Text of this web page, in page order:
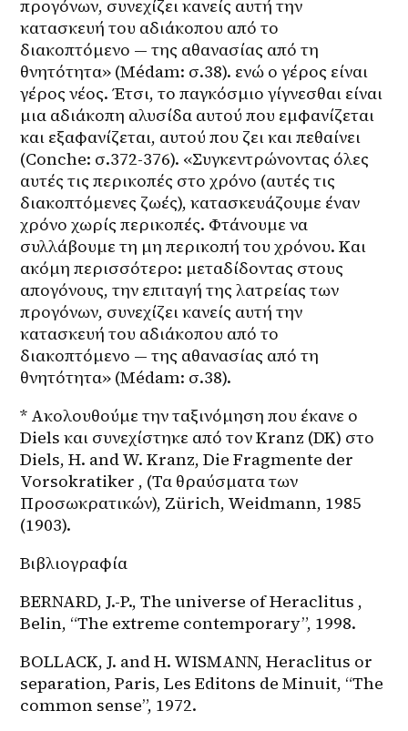
προγόνων, συνεχίζει κανείς αυτή την
κατασκευή του αδιάκοπου από το
διακοπτόμενο — της αθανασίας από τη
θνητότητα» (Médam: σ.38). ενώ ο γέρος είναι
γέρος νέος. Έτσι, το παγκόσμιο γίγνεσθαι είναι
μια αδιάκοπη αλυσίδα αυτού που εμφανίζεται
και εξαφανίζεται, αυτού που ζει και πεθαίνει
(Conche: σ.372-376). «Συγκεντρώνοντας όλες
αυτές τις περικοπές στο χρόνο (αυτές τις
διακοπτόμενες ζωές), κατασκευάζουμε έναν
χρόνο χωρίς περικοπές. Φτάνουμε να
συλλάβουμε τη μη περικοπή του χρόνου. Και
ακόμη περισσότερο: μεταδίδοντας στους
απογόνους, την επιταγή της λατρείας των
προγόνων, συνεχίζει κανείς αυτή την
κατασκευή του αδιάκοπου από το
διακοπτόμενο — της αθανασίας από τη
θνητότητα» (Médam: σ.38).
* Ακολουθούμε την ταξινόμηση που έκανε ο
Diels και συνεχίστηκε από τον Kranz (DK) στο
Diels, H. and W. Kranz, Die Fragmente der
Vorsokratiker , (Τα θραύσματα των
Προσωκρατικών), Zürich, Weidmann, 1985
(1903).
Βιβλιογραφία
BERNARD, J.-P., The universe of Heraclitus ,
Belin, “The extreme contemporary”, 1998.
BOLLACK, J. and H. WISMANN, Heraclitus or
separation, Paris, Les Editons de Minuit, “The
common sense”, 1972.